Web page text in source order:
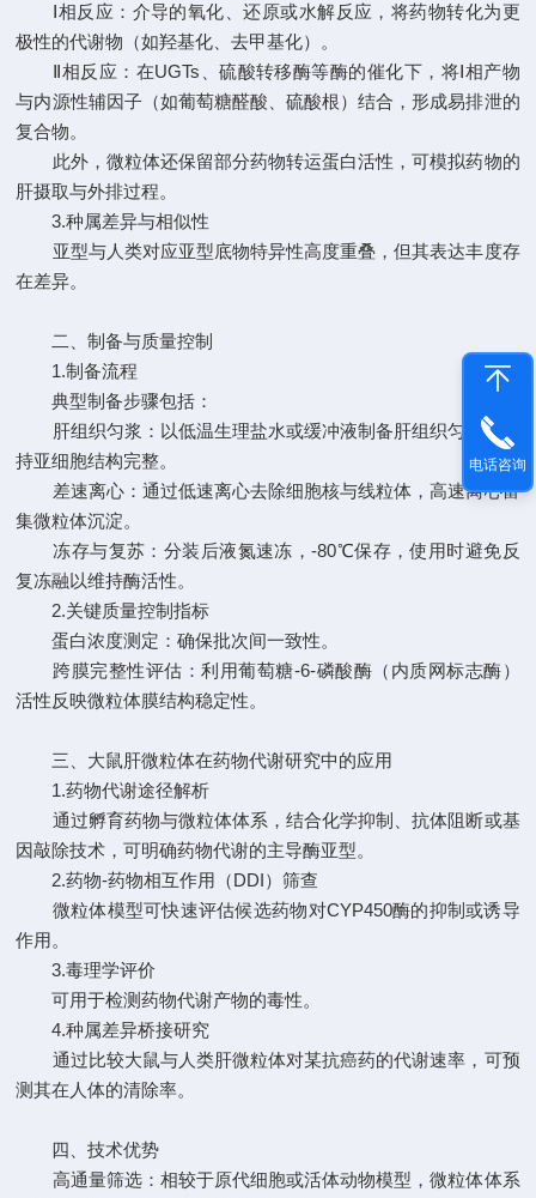
Ⅰ相反应：介导的氧化、还原或水解反应，将药物转化为更
极性的代谢物（如羟基化、去甲基化）。
Ⅱ相反应：在UGTs、硫酸转移酶等酶的催化下，将Ⅰ相产物
与内源性辅因子（如葡萄糖醛酸、硫酸根）结合，形成易排泄的
复合物。
此外，微粒体还保留部分药物转运蛋白活性，可模拟药物的
肝摄取与外排过程。
3.种属差异与相似性
亚型与人类对应亚型底物特异性高度重叠，但其表达丰度存
在差异。
二、制备与质量控制
1.制备流程
典型制备步骤包括：
肝组织匀浆：以低温生理盐水或缓冲液制备肝组织匀浆，保
持亚细胞结构完整。
差速离心：通过低速离心去除细胞核与线粒体，高速离心富
集微粒体沉淀。
冻存与复苏：分装后液氮速冻，-80℃保存，使用时避免反
复冻融以维持酶活性。
2.关键质量控制指标
蛋白浓度测定：确保批次间一致性。
跨膜完整性评估：利用葡萄糖-6-磷酸酶（内质网标志酶）
活性反映微粒体膜结构稳定性。
三、大鼠肝微粒体在药物代谢研究中的应用
1.药物代谢途径解析
通过孵育药物与微粒体体系，结合化学抑制、抗体阻断或基
因敲除技术，可明确药物代谢的主导酶亚型。
2.药物-药物相互作用（DDI）筛查
微粒体模型可快速评估候选药物对CYP450酶的抑制或诱导
作用。
3.毒理学评价
可用于检测药物代谢产物的毒性。
4.种属差异桥接研究
通过比较大鼠与人类肝微粒体对某抗癌药的代谢速率，可预
测其在人体的清除率。
四、技术优势
高通量筛选：相较于原代细胞或活体动物模型，微粒体体系
电话咨询